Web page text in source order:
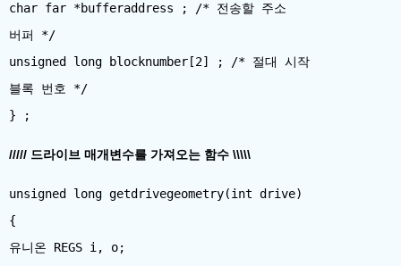
char far *bufferaddress ; /* 전송할 주소
버퍼 */
unsigned long blocknumber[2] ; /* 절대 시작
블록 번호 */
///// 드라이브 매개변수를 가져오는 함수 \\\\\
unsigned long getdrivegeometry(int drive)
{
유니온 REGS i, o;